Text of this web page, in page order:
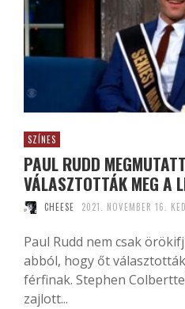
SZÍNES
PAUL RUDD
VÁLASZTOTTÁK MEG A
CHEESE 2021. NOVEMBER 16.
Paul Rudd nem csak
abból, hogy őt
férfinak. Stephen
zajlott...